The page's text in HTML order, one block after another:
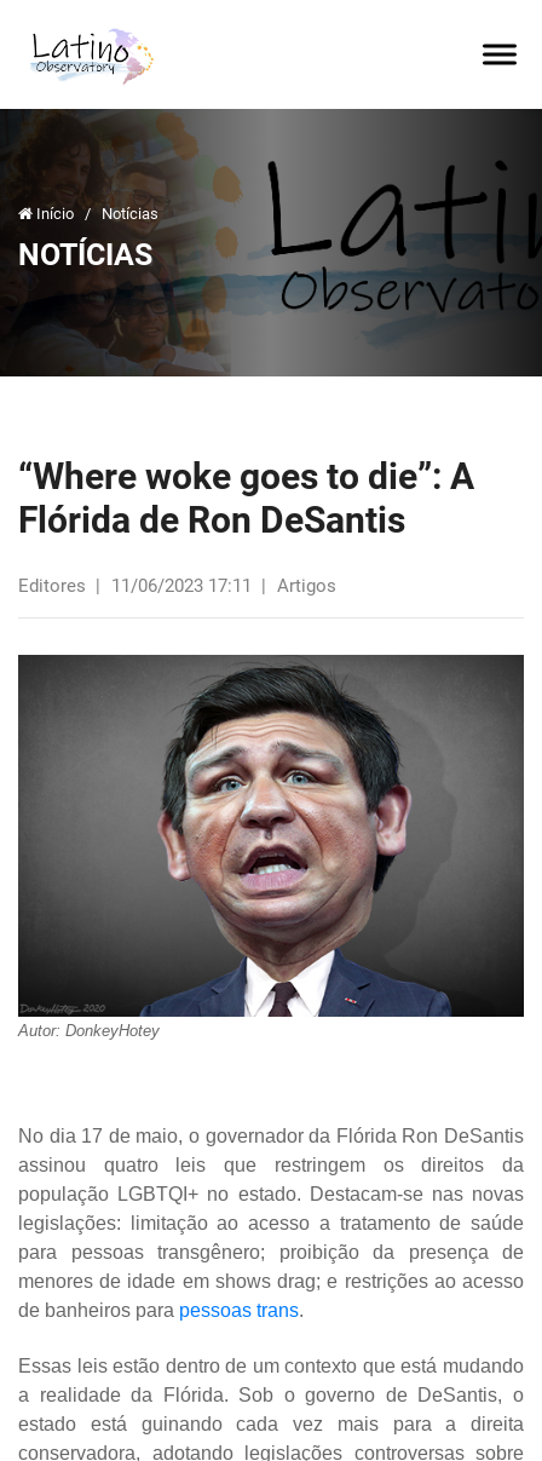
Início / Notícias
NOTÍCIAS
“Where woke goes to die”: A
Flórida de Ron DeSantis
Editores | 11/06/2023 17:11 | Artigos
Autor: DonkeyHotey
No dia 17 de maio, o governador da Flórida Ron DeSantis
assinou quatro leis que restringem os direitos da
população LGBTQI+ no estado. Destacam-se nas novas
legislações: limitação ao acesso a tratamento de saúde
para pessoas transgênero; proibição da presença de
menores de idade em shows drag; e restrições ao acesso
de banheiros para pessoas trans.
Essas leis estão dentro de um contexto que está mudando
a realidade da Flórida. Sob o governo de DeSantis, o
estado está guinando cada vez mais para a direita
conservadora, adotando legislações controversas sobre